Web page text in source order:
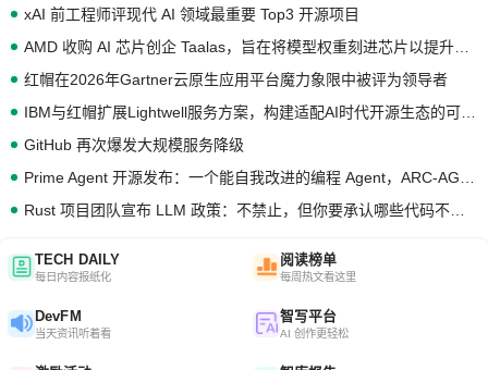
xAI 前工程师评现代 AI 领域最重要 Top3 开源项目
红帽在2026年Gartner云原生应用平台魔力象限中被评为领导者
GitHub 再次爆发大规模服务降级
TECH DAILY
每日内容报纸化
阅读榜单
每周热文看这里
DevFM
当天资讯听着看
智写平台
AI 创作更轻松